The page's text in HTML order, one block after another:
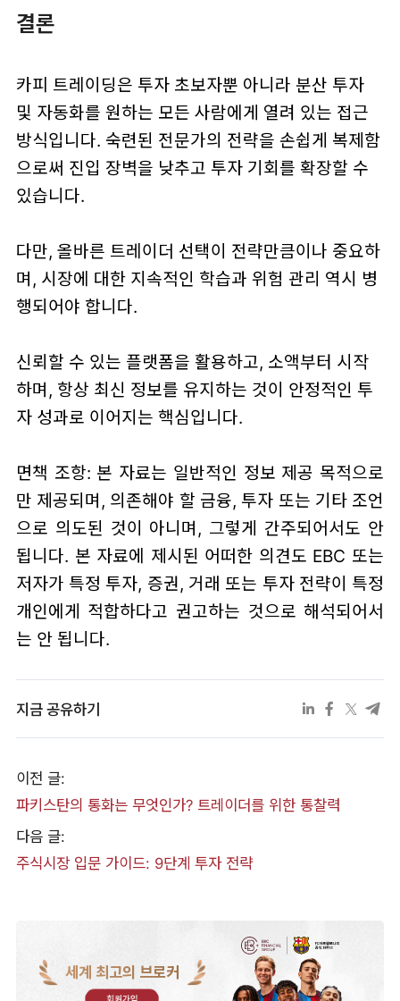
결론
카피 트레이딩은 투자 초보자뿐 아니라 분산 투자
및 자동화를 원하는 모든 사람에게 열려 있는 접근
방식입니다. 숙련된 전문가의 전략을 손쉽게 복제함
으로써 진입 장벽을 낮추고 투자 기회를 확장할 수
있습니다.
다만, 올바른 트레이더 선택이 전략만큼이나 중요하
며, 시장에 대한 지속적인 학습과 위험 관리 역시 병
행되어야 합니다.
신뢰할 수 있는 플랫폼을 활용하고, 소액부터 시작
하며, 항상 최신 정보를 유지하는 것이 안정적인 투
자 성과로 이어지는 핵심입니다.
면책 조항: 본 자료는 일반적인 정보 제공 목적으로
만 제공되며, 의존해야 할 금융, 투자 또는 기타 조언
으로 의도된 것이 아니며, 그렇게 간주되어서도 안
됩니다. 본 자료에 제시된 어떠한 의견도 EBC 또는
저자가 특정 투자, 증권, 거래 또는 투자 전략이 특정
개인에게 적합하다고 권고하는 것으로 해석되어서
는 안 됩니다.
지금 공유하기
이전 글:
파키스탄의 통화는 무엇인가? 트레이더를 위한 통찰력
다음 글:
주식시장 입문 가이드: 9단계 투자 전략
세계 최고의 브로커